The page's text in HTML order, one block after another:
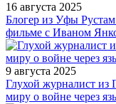
16 августа 2025
Блогер из Уфы
фильме с Иваном
9 августа 2025
Глухой журналист из
миру о войне через